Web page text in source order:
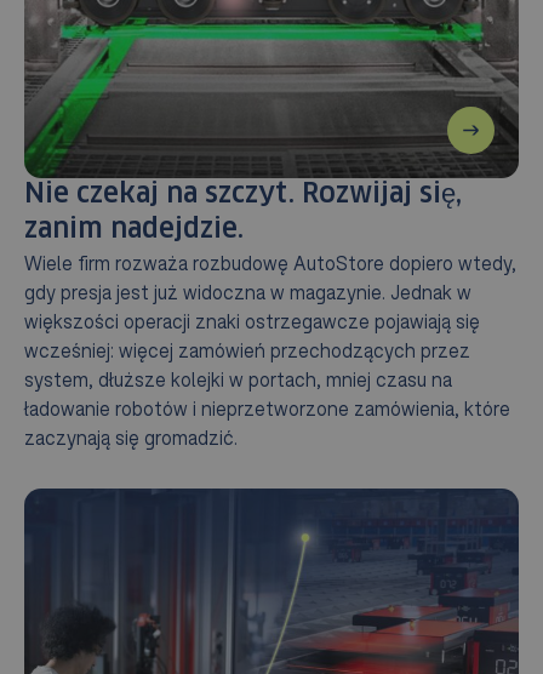
Nie czekaj na szczyt. Rozwijaj się,
zanim nadejdzie.
Wiele firm rozważa rozbudowę AutoStore dopiero wtedy,
gdy presja jest już widoczna w magazynie. Jednak w
większości operacji znaki ostrzegawcze pojawiają się
wcześniej: więcej zamówień przechodzących przez
system, dłuższe kolejki w portach, mniej czasu na
ładowanie robotów i nieprzetworzone zamówienia, które
zaczynają się gromadzić.